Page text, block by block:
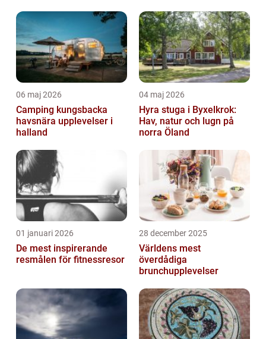
06 maj 2026
Camping kungsbacka
havsnära upplevelser i
halland
04 maj 2026
Hyra stuga i Byxelkrok:
Hav, natur och lugn på
norra Öland
01 januari 2026
De mest inspirerande
resmålen för fitnessresor
28 december 2025
Världens mest
överdådiga
brunchupplevelser